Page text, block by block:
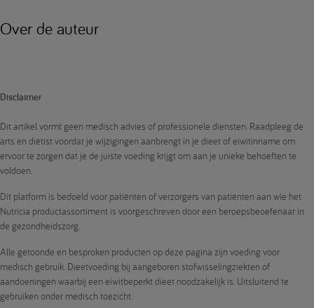
Over de auteur
Disclaimer
Dit artikel vormt geen medisch advies of professionele diensten. Raadpleeg de
arts en diëtist voordat je wijzigingen aanbrengt in je dieet of eiwitinname om
ervoor te zorgen dat je de juiste voeding krijgt om aan je unieke behoeften te
voldoen.
Dit platform is bedoeld voor patiënten of verzorgers van patiënten aan wie het
Nutricia productassortiment is voorgeschreven door een beroepsbeoefenaar in
de gezondheidszorg.
Alle getoonde en besproken producten op deze pagina zijn voeding voor
medisch gebruik. Dieetvoeding bij aangeboren stofwisselingziekten of
aandoeningen waarbij een eiwitbeperkt dieet noodzakelijk is. Uitsluitend te
gebruiken onder medisch toezicht.